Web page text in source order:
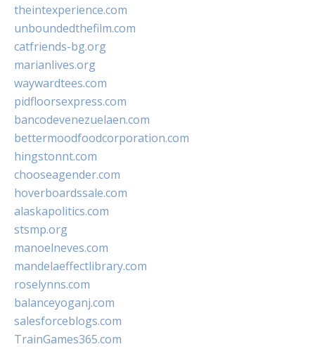
theintexperience.com
unboundedthefilm.com
catfriends-bg.org
marianlives.org
waywardtees.com
pidfloorsexpress.com
bancodevenezuelaen.com
bettermoodfoodcorporation.com
hingstonnt.com
chooseagender.com
hoverboardssale.com
alaskapolitics.com
stsmp.org
manoelneves.com
mandelaeffectlibrary.com
roselynns.com
balanceyoganj.com
salesforceblogs.com
TrainGames365.com